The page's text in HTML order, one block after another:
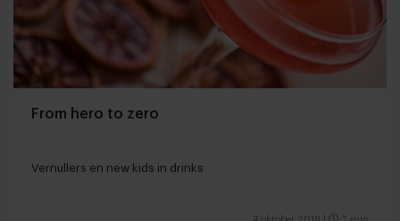
From hero to zero
Vernullers en new kids in drinks